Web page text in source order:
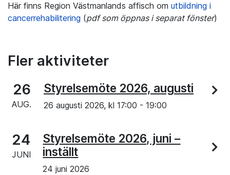
Här finns Region Västmanlands affisch om utbildning i
cancerrehabilitering (pdf som öppnas i separat fönster)
Fler aktiviteter
26
AUG.
Styrelsemöte 2026, augusti
26 augusti 2026, kl 17:00 - 19:00
24
JUNI
Styrelsemöte 2026, juni –
inställt
24 juni 2026